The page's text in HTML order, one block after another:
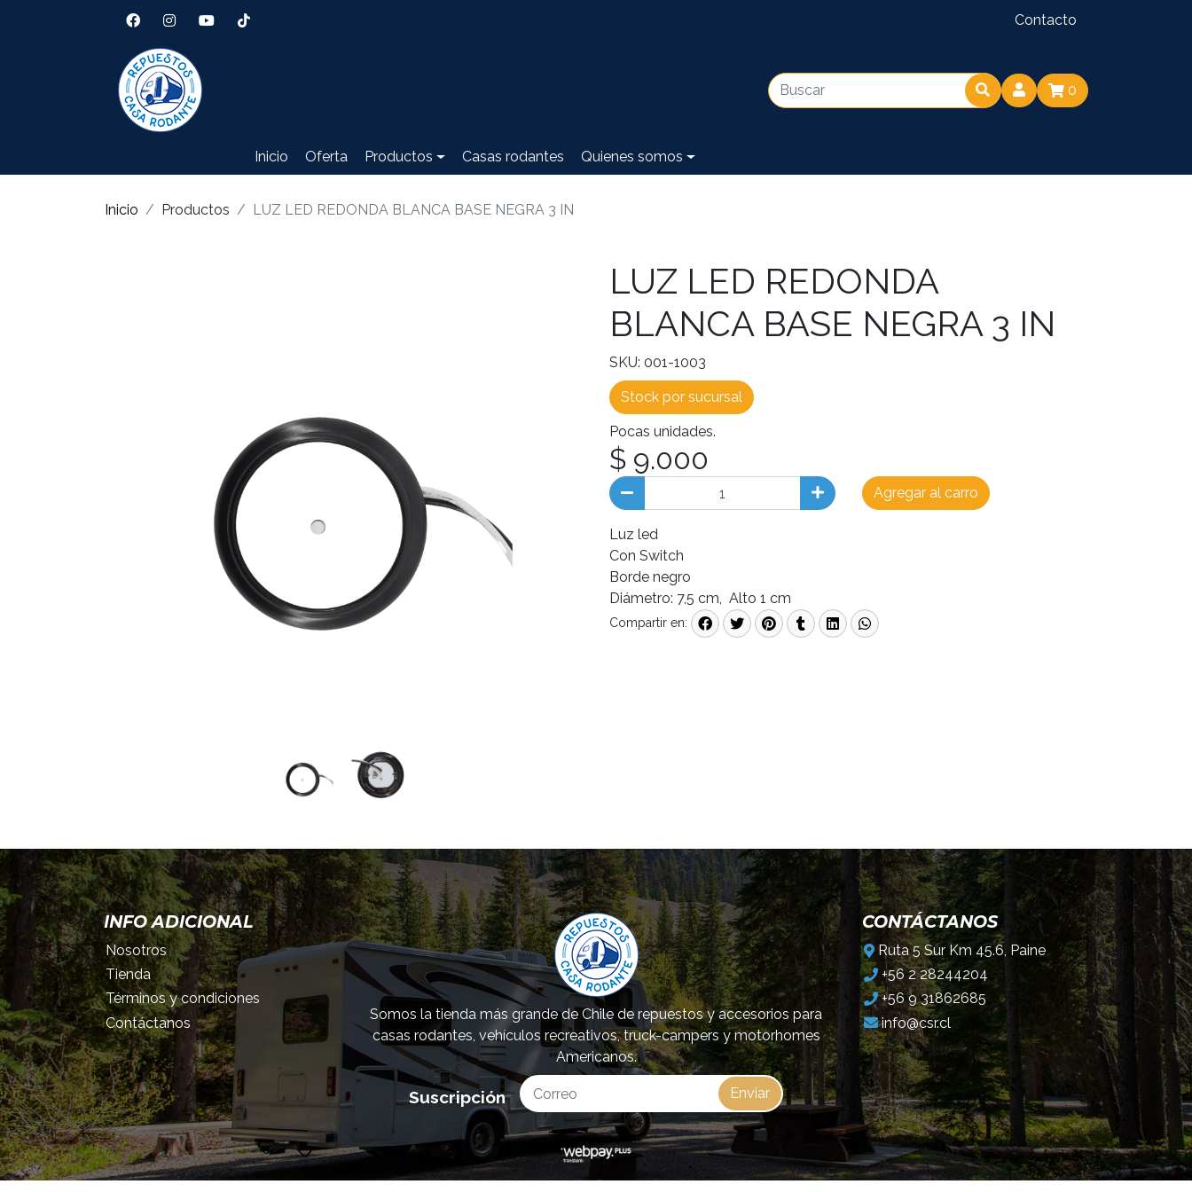
Contacto
0
Inicio Oferta Productos Casas rodantes Quienes somos
Inicio Productos LUZ LED REDONDA BLANCA BASE NEGRA 3 IN
LUZ LED REDONDA
BLANCA BASE NEGRA 3 IN
SKU: 001-1003
Stock por sucursal
Pocas unidades.
$ 9.000
Agregar al carro
Luz led
Con Switch
Borde negro
Diámetro: 7,5 cm, Alto 1 cm
Compartir en:
INFO ADICIONAL
Nosotros
Tienda
Términos y condiciones
Contáctanos
Somos la tienda más grande de Chile de repuestos y accesorios para
casas rodantes, vehículos recreativos, truck-campers y motorhomes
Americanos.
CONTÁCTANOS
Ruta 5 Sur Km 45.6, Paine
+56 2 28244204
+56 9 31862685
info@csr.cl
Suscripción Enviar